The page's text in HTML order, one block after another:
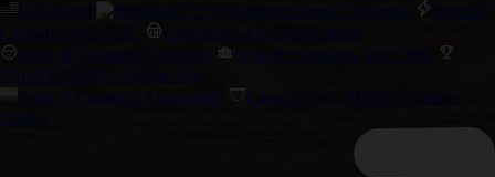
Cali Weed
Precision F1 Hybrids
Semi Di
Cannabis Alto THC
Collezione Alto Rendimento
Semi di Cannabis Chill Out
Semi di Cannabis Alto CBD
Vincitori Della Cannabis Cup
Semi di Cannabis Amsterdam
Cannabis con Miglior Gusto e
Aroma